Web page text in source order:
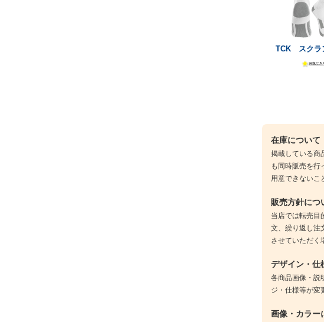
TCK スクラ
在庫について
掲載している商
も同時販売を行
用意できないこ
販売方針につ
当店では転売目
文、繰り返し注
させていただく
デザイン・仕
各商品画像・説
ジ・仕様等が変
画像・カラー